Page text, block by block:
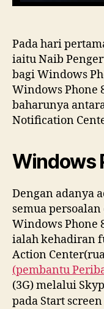
Pada hari
iaitu Naib
bagi Windows
Windows Phone
baharunya
Notification
Windows
Dengan adanya
semua
Windows Phone
ialah kehadiran
Action
(pembantu
(3G) melalui
pada Start